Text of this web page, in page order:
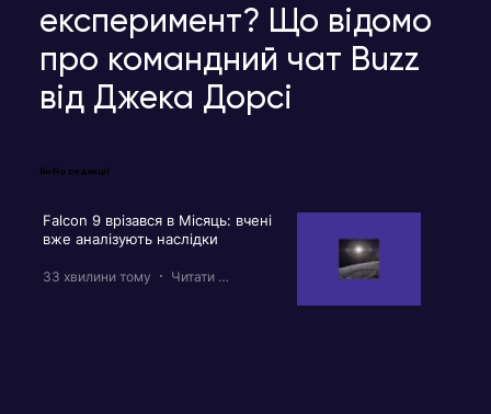
експеримент? Що відомо
про командний чат Buzz
від Джека Дорсі
Вибір редакції
Falcon 9 врізався в Місяць: вчені
вже аналізують наслідки
33 хвилини тому Читати 1 хв